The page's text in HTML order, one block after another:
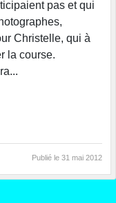
pas et qui
Christelle, qui à
la course.
Publié le 31 mai 2012